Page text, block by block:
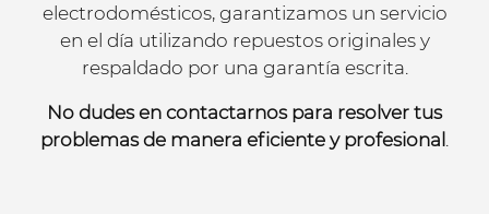
electrodomésticos, garantizamos un servicio
en el día utilizando repuestos originales y
respaldado por una garantía escrita.
No dudes en contactarnos para resolver tus
problemas de manera eficiente y profesional